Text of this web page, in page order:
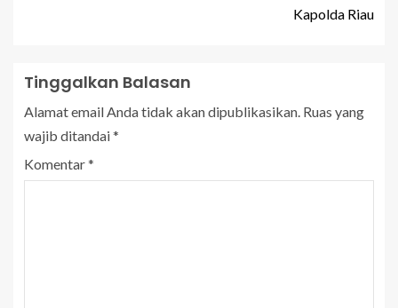
Kapolda Riau
Tinggalkan Balasan
Alamat email Anda tidak akan dipublikasikan. Ruas yang
wajib ditandai*
Komentar*